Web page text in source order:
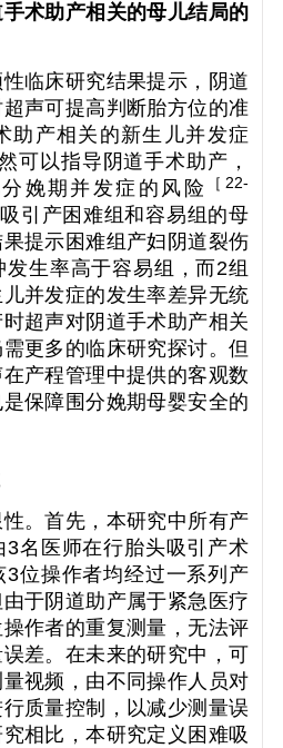
术助产相关的母儿结局的
临床研究结果提示，阴道
声可提高判断胎方位的准
助产相关的新生儿并发症
可以指导阴道手术助产，
娩期并发症的风险
［ 22-
引产困难组和容易组的母
提示困难组产妇阴道裂伤
生率高于容易组，而2组
并发症的发生率差异无统
超声对阴道手术助产相关
更多的临床研究探讨。但
产程管理中提供的客观数
保障围分娩期母婴安全的
。首先，本研究中所有产
3名医师在行胎头吸引产术
位操作者均经过一系列产
于阴道助产属于紧急医疗
作者的重复测量，无法评
差。在未来的研究中，可
视频，由不同操作人员对
质量控制，以减少测量误
相比，本研究定义困难吸